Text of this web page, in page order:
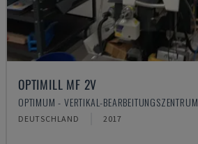
OPTIMILL MF 2V
OPTIMUM - VERTIKAL-BEARBEITUNGSZENTRUM
DEUTSCHLAND 2017